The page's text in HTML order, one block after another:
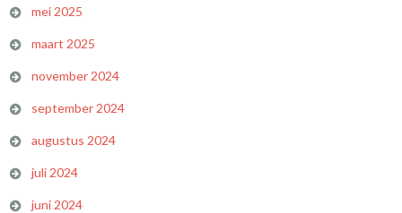
mei 2025
maart 2025
november 2024
september 2024
augustus 2024
juli 2024
juni 2024